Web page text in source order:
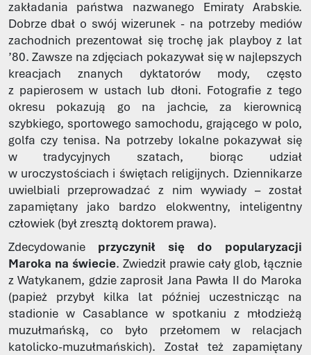
zakładania państwa nazwanego Emiraty Arabskie.
Dobrze dbał o swój wizerunek - na potrzeby mediów
zachodnich prezentował się trochę jak playboy z lat
’80. Zawsze na zdjęciach pokazywał się w najlepszych
kreacjach znanych dyktatorów mody, często
z papierosem w ustach lub dłoni. Fotografie z tego
okresu pokazują go na jachcie, za kierownicą
szybkiego, sportowego samochodu, grającego w polo,
golfa czy tenisa. Na potrzeby lokalne pokazywał się
w tradycyjnych szatach, biorąc udział
w uroczystościach i świętach religijnych. Dziennikarze
uwielbiali przeprowadzać z nim wywiady – został
zapamiętany jako bardzo elokwentny, inteligentny
człowiek (był zresztą doktorem prawa).
Zdecydowanie przyczynił się do popularyzacji
Maroka na świecie. Zwiedził prawie cały glob, łącznie
z Watykanem, gdzie zaprosił Jana Pawła II do Maroka
(papież przybył kilka lat później uczestnicząc na
stadionie w Casablance w spotkaniu z młodzieżą
muzułmańską, co było przełomem w relacjach
katolicko-muzułmańskich). Został też zapamiętany